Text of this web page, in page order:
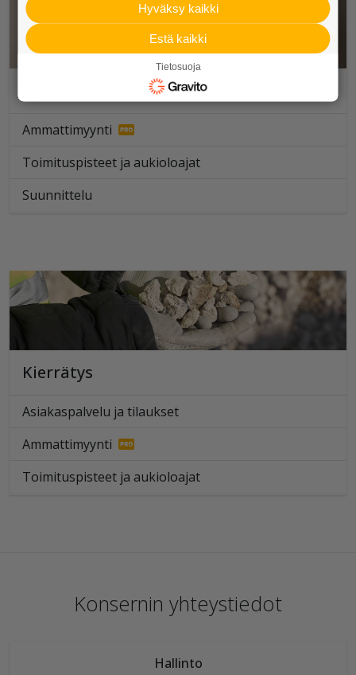
Porraselementit
Ammattimyynti
Toimituspisteet ja aukioloajat
Suunnittelu
Kierrätys
Asiakaspalvelu ja tilaukset
Ammattimyynti
Toimituspisteet ja aukioloajat
Konsernin yhteystiedot
Hallinto
Hyväksy kaikki
Estä kaikki
Tietosuoja